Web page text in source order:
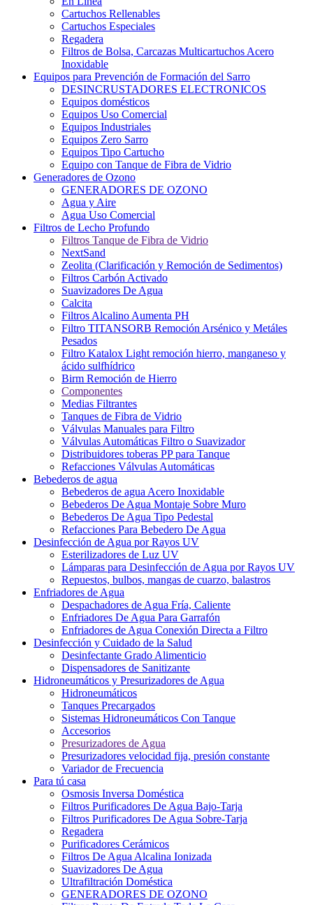
Cartuchos Rellenables
Cartuchos Especiales
Regadera
Filtros de Bolsa, Carcazas Multicartuchos Acero
Inoxidable
Equipos para Prevención de Formación del Sarro
DESINCRUSTADORES ELECTRONICOS
Equipos domésticos
Equipos Uso Comercial
Equipos Industriales
Equipos Zero Sarro
Equipos Tipo Cartucho
Equipo con Tanque de Fibra de Vidrio
Generadores de Ozono
GENERADORES DE OZONO
Agua y Aire
Agua Uso Comercial
Filtros de Lecho Profundo
Filtros Tanque de Fibra de Vidrio
NextSand
Zeolita (Clarificación y Remoción de Sedimentos)
Filtros Carbón Activado
Suavizadores De Agua
Calcita
Filtros Alcalino Aumenta PH
Filtro TITANSORB Remoción Arsénico y Metáles
Pesados
Filtro Katalox Light remoción hierro, manganeso y
ácido sulfhídrico
Birm Remoción de Hierro
Componentes
Medias Filtrantes
Tanques de Fibra de Vidrio
Válvulas Manuales para Filtro
Válvulas Automáticas Filtro o Suavizador
Distribuidores toberas PP para Tanque
Refacciones Válvulas Automáticas
Bebederos de agua
Bebederos de agua Acero Inoxidable
Bebederos De Agua Montaje Sobre Muro
Bebederos De Agua Tipo Pedestal
Refacciones Para Bebedero De Agua
Desinfección de Agua por Rayos UV
Esterilizadores de Luz UV
Lámparas para Desinfección de Agua por Rayos UV
Repuestos, bulbos, mangas de cuarzo, balastros
Enfriadores de Agua
Despachadores de Agua Fría, Caliente
Enfriadores De Agua Para Garrafón
Enfriadores de Agua Conexión Directa a Filtro
Desinfección y Cuidado de la Salud
Desinfectante Grado Alimenticio
Dispensadores de Sanitizante
Hidroneumáticos y Presurizadores de Agua
Hidroneumáticos
Tanques Precargados
Sistemas Hidroneumáticos Con Tanque
Accesorios
Presurizadores de Agua
Presurizadores velocidad fija, presión constante
Variador de Frecuencia
Para tú casa
Osmosis Inversa Doméstica
Filtros Purificadores De Agua Bajo-Tarja
Filtros Purificadores De Agua Sobre-Tarja
Regadera
Purificadores Cerámicos
Filtros De Agua Alcalina Ionizada
Suavizadores De Agua
Ultrafiltración Doméstica
GENERADORES DE OZONO